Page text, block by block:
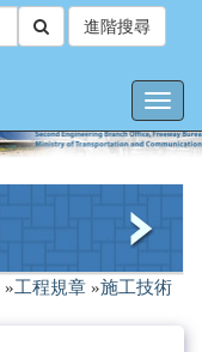
進階搜尋
»工程規章 »施工技術